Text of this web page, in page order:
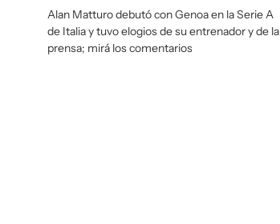
Alan Matturo debutó con Genoa en la Serie A
de Italia y tuvo elogios de su entrenador y de la
prensa; mirá los comentarios